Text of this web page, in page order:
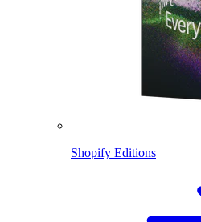
Shopify Editions